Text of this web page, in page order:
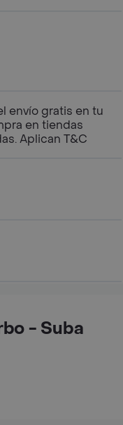
envío gratis en tu
en tiendas
Aplican T&C
- Suba